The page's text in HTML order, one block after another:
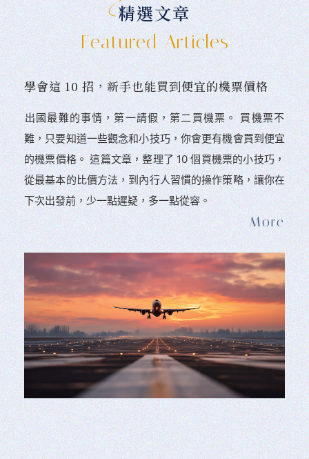
精選文章
Featured Articles
學會這 10 招，新手也能買到便宜的機票價格
󠀠出國最難的事情，第一請假，第二買機票。 󠀠買機票不
難，只要知道一些觀念和小技巧，你會更有機會買到便宜
的機票價格。 這篇文章，整理了 10 個買機票的小技巧，
從最基本的比價方法，到內行人習慣的操作策略，讓你在
下次出發前，少一點遲疑，多一點從容。